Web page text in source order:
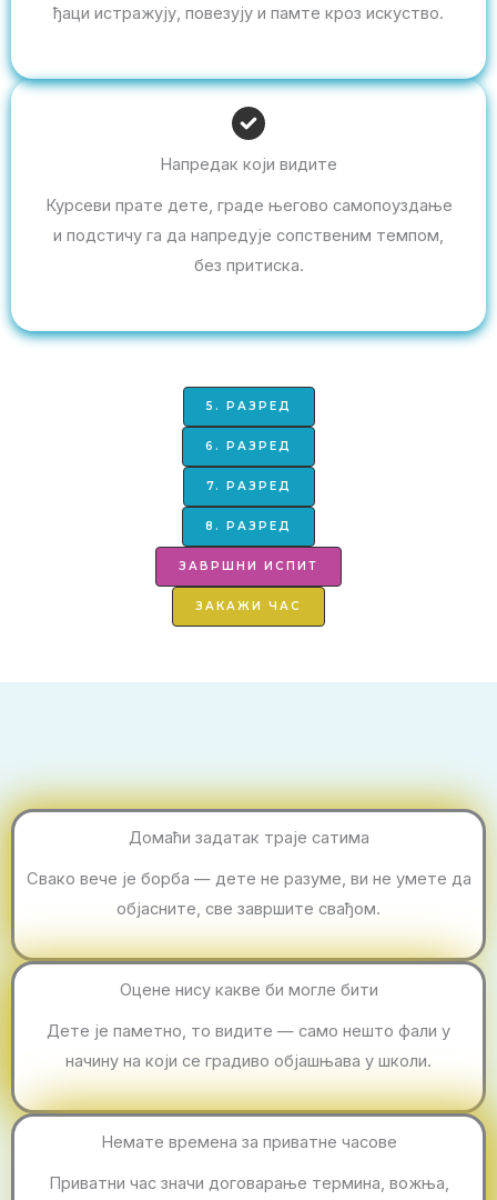
ђаци истражују, повезују и памте кроз искуство.
Напредак који видите
Курсеви прате дете, граде његово самопоуздање
и подстичу га да напредује сопственим темпом,
без притиска.
5. РАЗРЕД
6. РАЗРЕД
7. РАЗРЕД
8. РАЗРЕД
ЗАВРШНИ ИСПИТ
ЗАКАЖИ ЧАС
Домаћи задатак траје сатима
Свако вече је борба — дете не разуме, ви не умете да
објасните, све завршите свађом.
Оцене нису какве би могле бити
Дете је паметно, то видите — само нешто фали у
начину на који се градиво објашњава у школи.
Немате времена за приватне часове
Приватни час значи договарање термина, вожња,